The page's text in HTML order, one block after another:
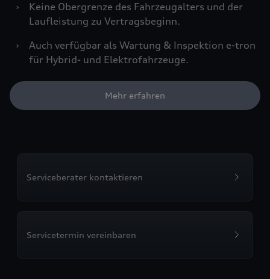
›
Keine Obergrenze des Fahrzeugalters und der
Laufleistung zu Vertragsbeginn.
›
Auch verfügbar als Wartung & Inspektion e-tron
für Hybrid- und Elektrofahrzeuge.
Mehr erfahren
Serviceberater kontaktieren
Servicetermin vereinbaren